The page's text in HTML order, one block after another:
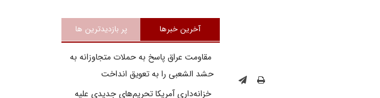
آخرین خبرها پر بازدیدترین ها
مقاومت عراق پاسخ به حملات متجاوزانه به
حشد الشعبی را به تعویق انداخت
خزانه‌داری آمریکا تحریم‌های جدیدی علیه